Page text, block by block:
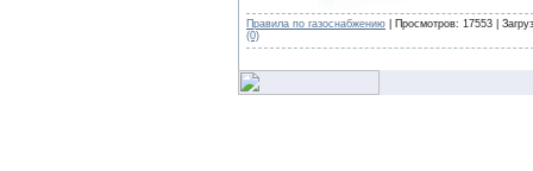
Правила по газоснабжению | Просмотров: 17553 |
(0)